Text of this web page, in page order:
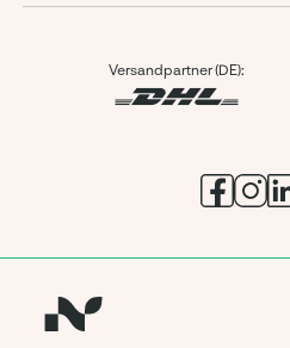
Versandpartner (DE):